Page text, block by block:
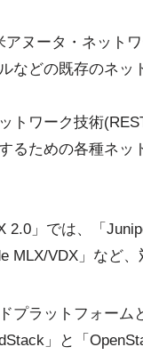
アヌータ・ネット
などの既存のネッ
トワーク技術
るための各種ネッ
2.0」では、「
MLX/VDX」など
プラットフォーム
」と「